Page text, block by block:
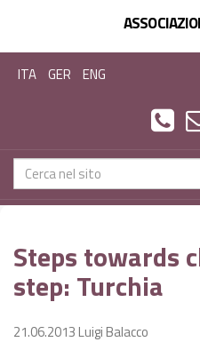
ITA GER ENG
Steps towards
step: Turchia
21.06.2013Luigi Balacco